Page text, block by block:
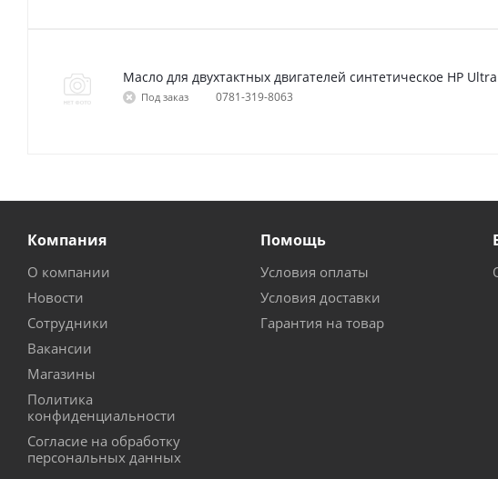
Масло для двухтактных двигателей синтетическое HP
Под заказ 0781-319-8063
Компания
О компании
Новости
Сотрудники
Вакансии
Магазины
Политика
конфиденциальности
Согласие на обработку
персональных данных
Помощь
Условия оплаты
Условия доставки
Гарантия на товар